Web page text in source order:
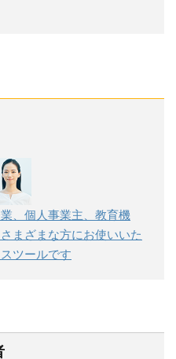
、個人事業主、教育機
まざまな方にお使いいた
ツールです